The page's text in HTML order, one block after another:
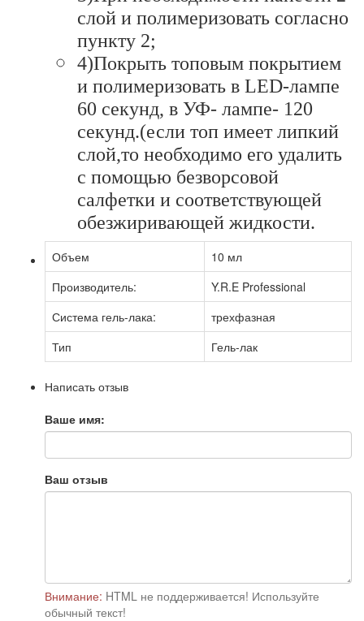
слой и полимеризовать согласно
пункту 2;
4)Покрыть топовым покрытием
и полимеризовать в LED-лампе
60 секунд, в УФ- лампе- 120
секунд.(если топ имеет липкий
слой,то необходимо его удалить
с помощью безворсовой
салфетки и соответствующей
обезжиривающей жидкости.
Объем
10 мл
Производитель:
Y.R.E Professional
Система гель-лака:
трехфазная
Тип
Гель-лак
Написать отзыв
Ваше имя:
Ваш отзыв
Внимание: HTML не поддерживается! Используйте
обычный текст!